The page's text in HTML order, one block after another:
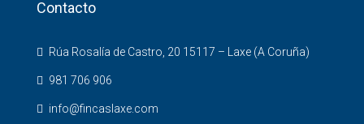
Contacto
Rúa Rosalía de Castro, 20 15117 – Laxe (A Coruña)
981 706 906
info@fincaslaxe.com